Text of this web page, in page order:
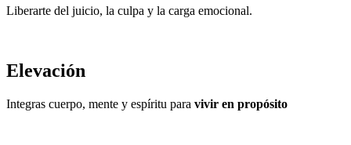
Liberarte del juicio, la culpa y la carga emocional.
Elevación
Integras cuerpo, mente y espíritu para vivir en propósito